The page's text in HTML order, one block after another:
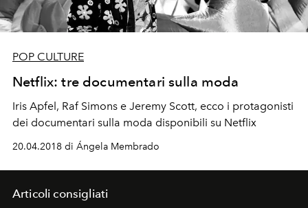
POP CULTURE
Netflix: tre documentari sulla moda
Iris Apfel, Raf Simons e Jeremy Scott, ecco i protagonisti
dei documentari sulla moda disponibili su Netflix
20.04.2018 di Ángela Membrado
Articoli consigliati